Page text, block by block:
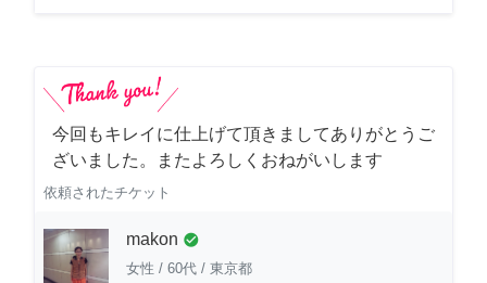
今回もキレイに仕上げて頂きましてありがとうご
ざいました。またよろしくおねがいします
依頼されたチケット
makon check_circle
女性 / 60代 / 東京都